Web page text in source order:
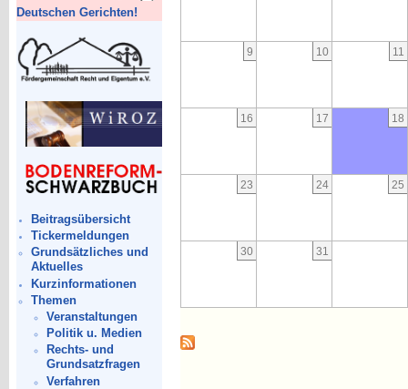
Deutschen Gerichten!
Beitragsübersicht
Tickermeldungen
Grundsätzliches und
Aktuelles
Kurzinformationen
Themen
Veranstaltungen
Politik u. Medien
Rechts- und
Grundsatzfragen
Verfahren
9 10 11
16 17 18
23 24 25
30 31